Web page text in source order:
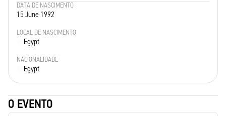
DATA DE NASCIMENTO
15 June 1992
LOCAL DE NASCIMENTO
Egypt
NACIONALIDADE
Egypt
O EVENTO